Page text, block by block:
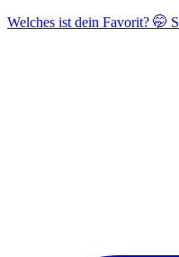
Welches ist dein Favorit? 🤭